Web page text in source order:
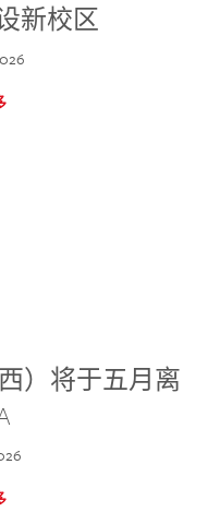
新校区
）将于五月离